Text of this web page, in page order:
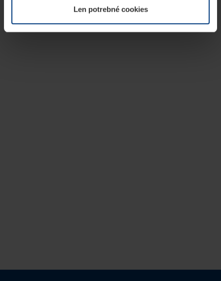
našej webovej stránky.Len potrebné cookies